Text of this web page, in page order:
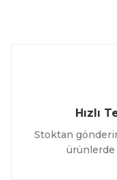
Hızlı
Stoktan